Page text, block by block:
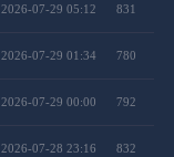
2026-07-29 05:12 831
2026-07-29 01:34 780
2026-07-29 00:00 792
2026-07-28 23:16 832